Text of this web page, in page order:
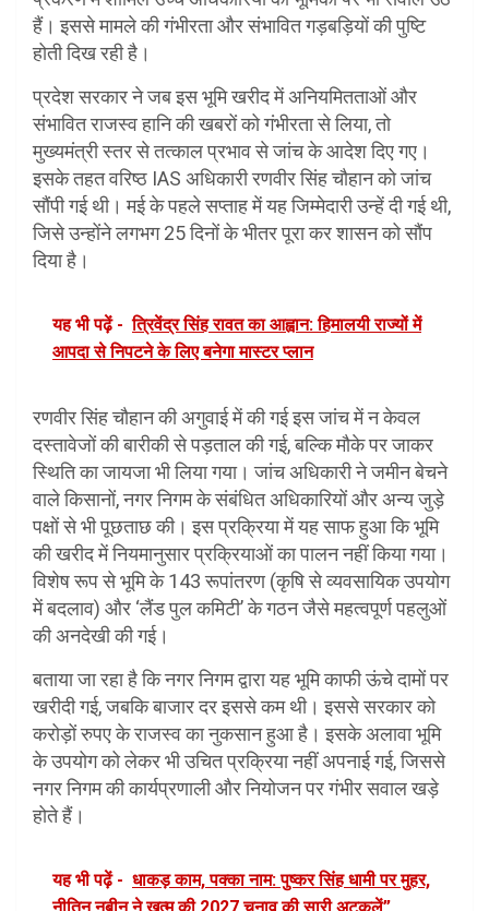
हैं। इससे मामले की गंभीरता और संभावित गड़बड़ियों की पुष्टि
होती दिख रही है।
प्रदेश सरकार ने जब इस भूमि खरीद में अनियमितताओं और
संभावित राजस्व हानि की खबरों को गंभीरता से लिया, तो
मुख्यमंत्री स्तर से तत्काल प्रभाव से जांच के आदेश दिए गए।
इसके तहत वरिष्ठ IAS अधिकारी रणवीर सिंह चौहान को जांच
सौंपी गई थी। मई के पहले सप्ताह में यह जिम्मेदारी उन्हें दी गई थी,
जिसे उन्होंने लगभग 25 दिनों के भीतर पूरा कर शासन को सौंप
दिया है।
यह भी पढ़ें - त्रिवेंद्र सिंह रावत का आह्वान: हिमालयी राज्यों में
आपदा से निपटने के लिए बनेगा मास्टर प्लान
रणवीर सिंह चौहान की अगुवाई में की गई इस जांच में न केवल
दस्तावेजों की बारीकी से पड़ताल की गई, बल्कि मौके पर जाकर
स्थिति का जायजा भी लिया गया। जांच अधिकारी ने जमीन बेचने
वाले किसानों, नगर निगम के संबंधित अधिकारियों और अन्य जुड़े
पक्षों से भी पूछताछ की। इस प्रक्रिया में यह साफ हुआ कि भूमि
की खरीद में नियमानुसार प्रक्रियाओं का पालन नहीं किया गया।
विशेष रूप से भूमि के 143 रूपांतरण (कृषि से व्यवसायिक उपयोग
में बदलाव) और ‘लैंड पुल कमिटी’ के गठन जैसे महत्वपूर्ण पहलुओं
की अनदेखी की गई।
बताया जा रहा है कि नगर निगम द्वारा यह भूमि काफी ऊंचे दामों पर
खरीदी गई, जबकि बाजार दर इससे कम थी। इससे सरकार को
करोड़ों रुपए के राजस्व का नुकसान हुआ है। इसके अलावा भूमि
के उपयोग को लेकर भी उचित प्रक्रिया नहीं अपनाई गई, जिससे
नगर निगम की कार्यप्रणाली और नियोजन पर गंभीर सवाल खड़े
होते हैं।
यह भी पढ़ें - धाकड़ काम, पक्का नाम: पुष्कर सिंह धामी पर मुहर,